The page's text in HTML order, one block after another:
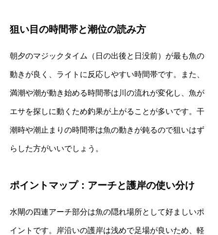
狙い目の時間帯と潮位の読み方
朝夕のマジックタイム（日の出後と日没前）が最も魚の
動きが良く、ライトに反応しやすい時間帯です。また、
満潮や潮が動き始める時間帯は川の流れが変化し、魚が
エサを探しに動くため釣果が上がることが多いです。干
潮時や潮止まりの時間帯は魚の動きが鈍るので狙いはず
らした方がいいでしょう。
ポイントマップ：アーチと護岸の使い分け
水閘の四連アーチ部分は魚の隠れ場所として好ましいポ
イントです。岸沿いの護岸は浅めで足場が良いため、軽